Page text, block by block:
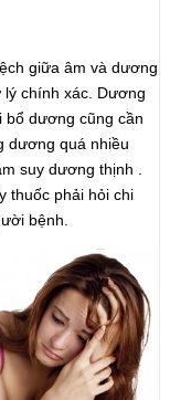
giữa âm và dương
chính xác. Dương
bổ dương cũng cần
dương quá nhiều
suy dương thịnh .
thuốc phải hỏi chi
bệnh.